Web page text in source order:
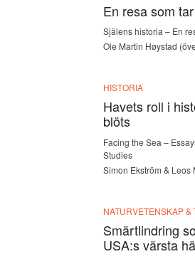
En resa som
Själens historia – En
Ole Martin Høystad
HISTORIA
Havets roll i
blöts
Facing the Sea –
Studies
Simon Ekström & Leos
NATURVETENSKAP &
Smärtlindring
USA:s värsta